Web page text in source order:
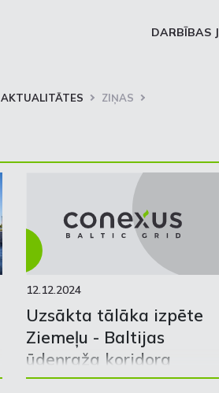
DARBĪBAS
AKTUALITĀTES ZIŅAS
12.12.2024
Uzsākta tālāka izpēte
Ziemeļu - Baltijas
ūdeņraža koridora
izveidei